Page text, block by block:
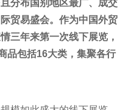
分布国别地区最广、成交
际贸易盛会。作为中国外贸
三年来第一次线下展览，
品包括16大类，集聚各行